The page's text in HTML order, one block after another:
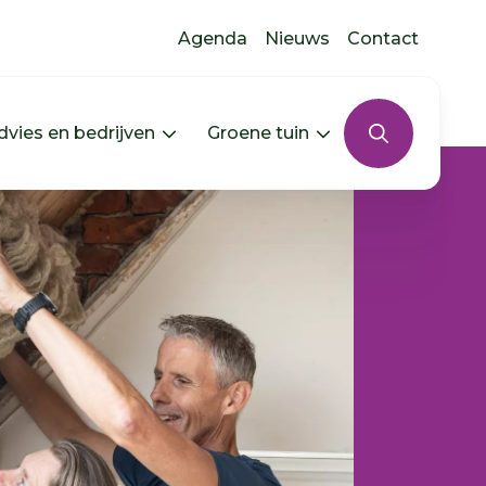
Agenda Nieuws Contact
uitklappen
jouw buurt uitklappen
en bedrijven Menu Advies en bedrijven
Groene tuin Menu Groene